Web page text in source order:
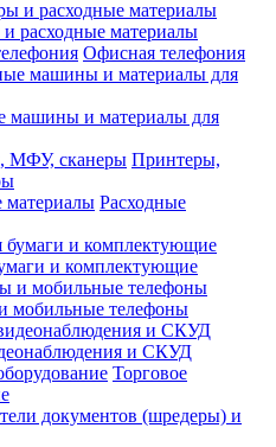
расходные материалы
Офисная телефония
машины и материалы для
Принтеры,
Расходные
и комплектующие
мобильные телефоны
и СКУД
Торговое